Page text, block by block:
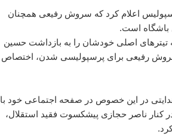
اعلام کرد که سروش رفیعی همچنان
باشگاه است.
تیترهای اصلی خودشان را به بازداشت حسین
سروش رفیعی برای پرسپولیسی شدن، اختصاص
در این خصوص در صفحه اجتماعی خود با
کنار ناصر حجازی پیشکسوت فقید استقلال،